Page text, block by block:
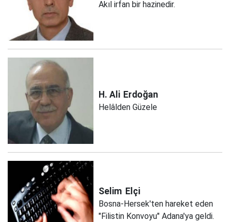
Akıl irfan bir hazinedir.
H. Ali Erdoğan
Helâlden Güzele
Selim Elçi
Bosna-Hersek'ten hareket eden
"Filistin Konvoyu" Adana'ya geldi.